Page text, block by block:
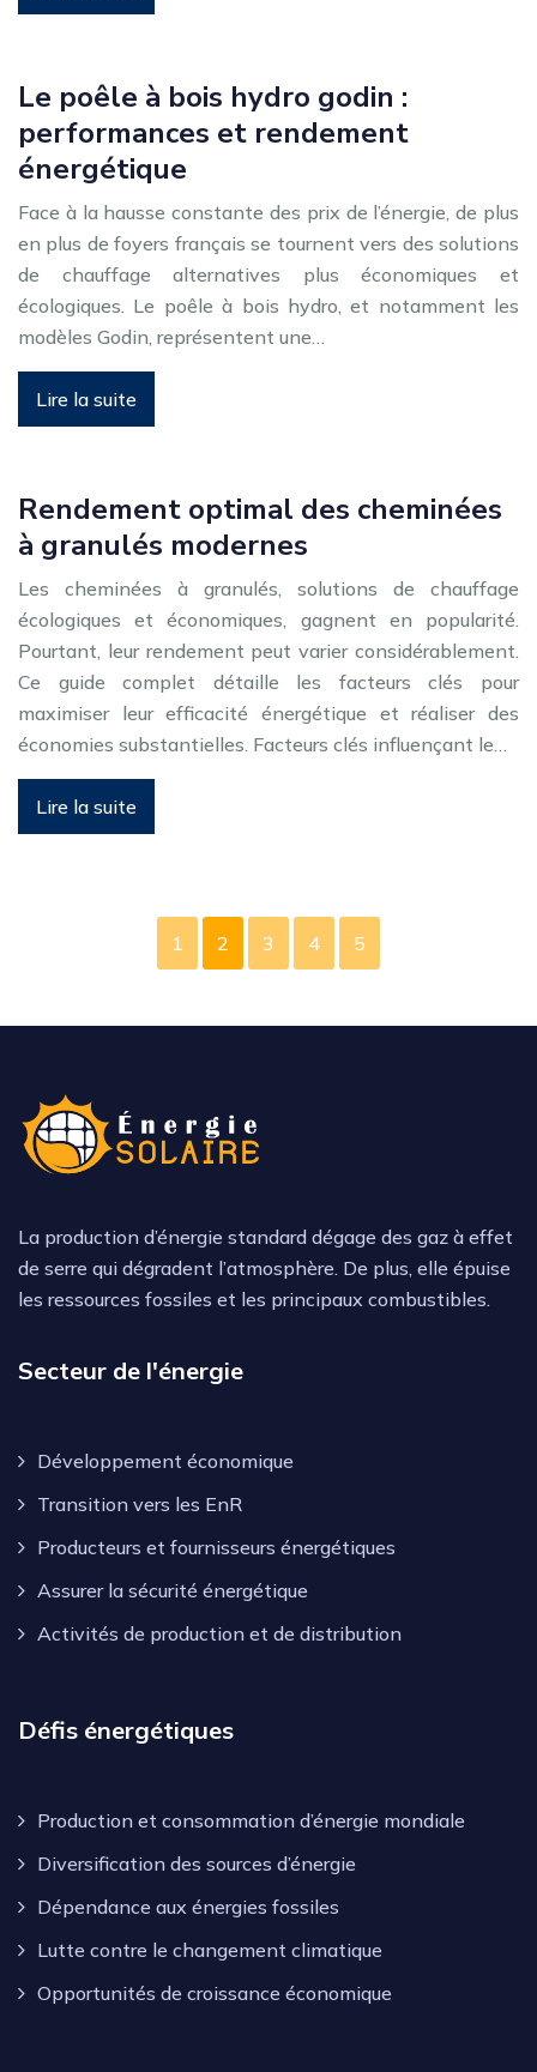
Le poêle à bois hydro godin :
performances et rendement
énergétique
Face à la hausse constante des prix de l’énergie, de plus
en plus de foyers français se tournent vers des solutions
de chauffage alternatives plus économiques et
écologiques. Le poêle à bois hydro, et notamment les
modèles Godin, représentent une…
Lire la suite
Rendement optimal des cheminées
à granulés modernes
Les cheminées à granulés, solutions de chauffage
écologiques et économiques, gagnent en popularité.
Pourtant, leur rendement peut varier considérablement.
Ce guide complet détaille les facteurs clés pour
maximiser leur efficacité énergétique et réaliser des
économies substantielles. Facteurs clés influençant le…
Lire la suite
1 2 3 4 5
La production d’énergie standard dégage des gaz à effet
de serre qui dégradent l’atmosphère. De plus, elle épuise
les ressources fossiles et les principaux combustibles.
Secteur de l'énergie
Développement économique
Transition vers les EnR
Producteurs et fournisseurs énergétiques
Assurer la sécurité énergétique
Activités de production et de distribution
Défis énergétiques
Production et consommation d’énergie mondiale
Diversification des sources d’énergie
Dépendance aux énergies fossiles
Lutte contre le changement climatique
Opportunités de croissance économique